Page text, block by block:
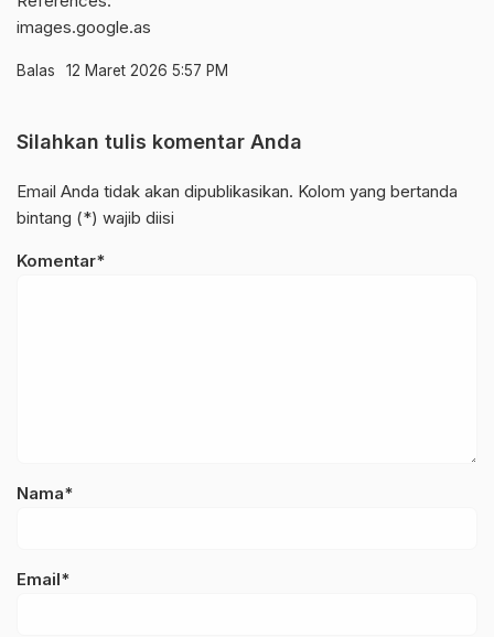
images.google.as
Balas 12 Maret 2026 5:57 PM
Silahkan tulis komentar Anda
Email Anda tidak akan dipublikasikan. Kolom yang bertanda
bintang (*) wajib diisi
Komentar*
Nama*
Email*